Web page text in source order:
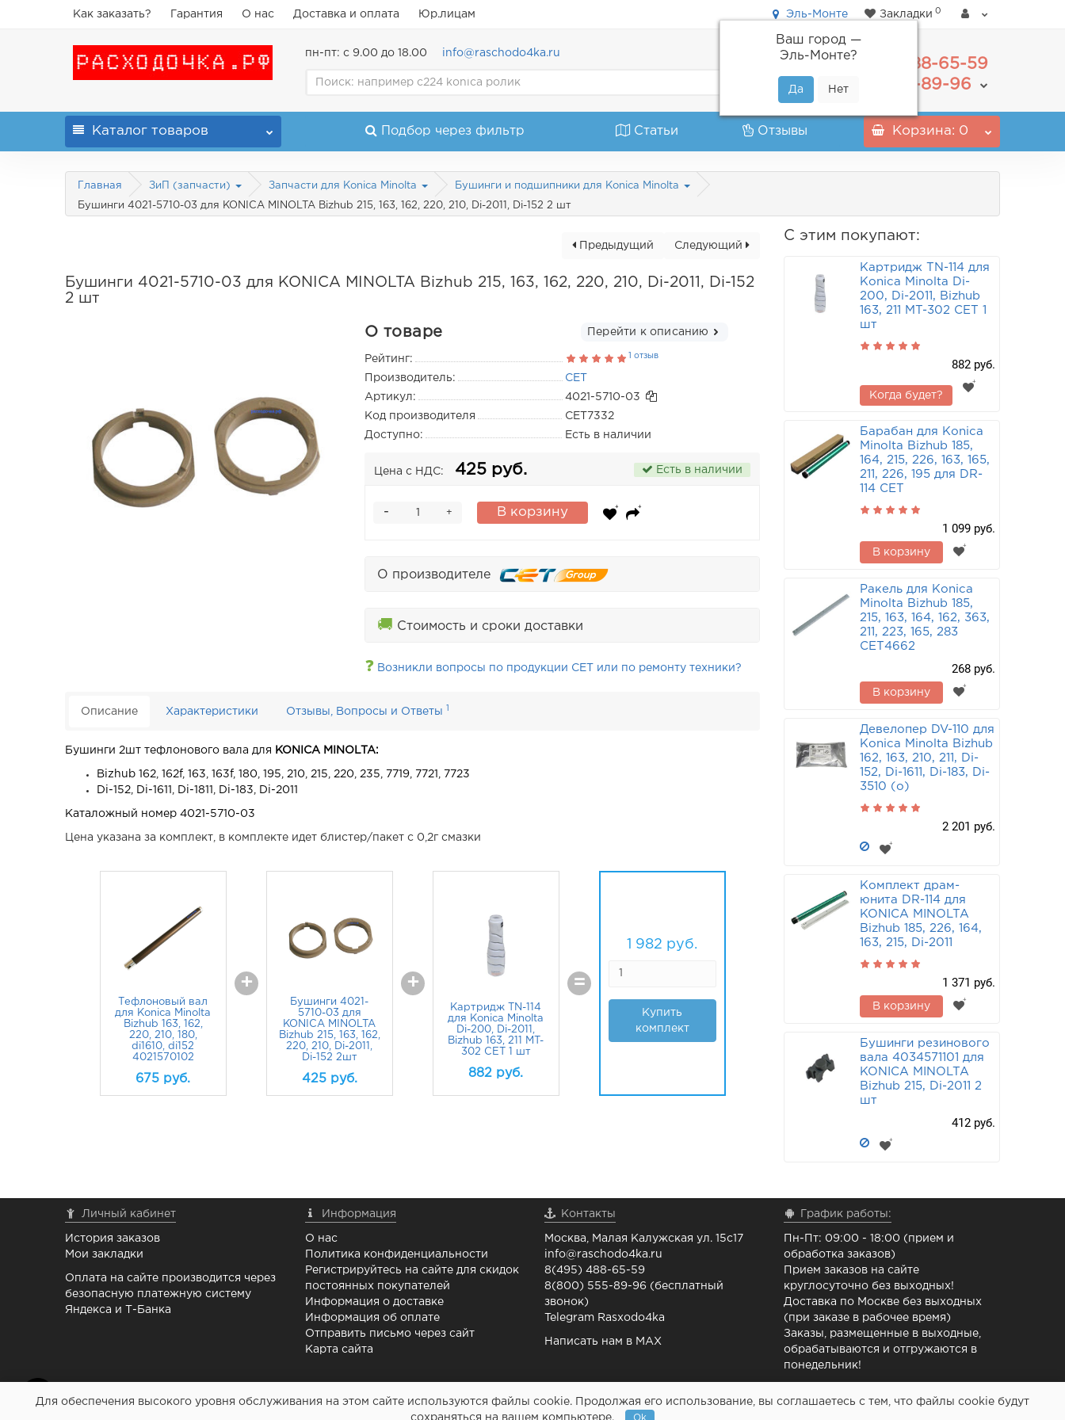
Как заказать? Гарантия О нас Доставка и оплата Юр.лицам Эль-Монте
Ваш город —
Эль-Монте?
Закладки 0
пн-пт: с 9.00 до 18.00 info@raschodo4ka.ru
488-65-59
+7(800) 555-89-96
Каталог товаров Подбор через фильтр Статьи Отзывы Корзина: 0
Главная ЗиП (запчасти) Запчасти для Konica Minolta Бушинги и подшипники для Konica Minolta
Бушинги 4021-5710-03 для KONICA MINOLTA Bizhub 215, 163, 162, 220, 210, Di-2011, Di-152 2 шт
Следующий
Предыдущий
Бушинги 4021-5710-03 для KONICA MINOLTA Bizhub 215, 163, 162, 220, 210, Di-2011, Di-152
2 шт
О товаре Перейти к описанию
Рейтинг: 1 отзыв
Производитель:
CET
Артикул:
4021-5710-03
Код производителя
CET7332
Доступно:
Есть в наличии
Цена с НДС: 425 руб. Есть в наличии
+
- В корзину
О производителе
🚚 Стоимость и сроки доставки
❓ Возникли вопросы по продукции CET или по ремонту техники?
Описание Характеристики Отзывы, Вопросы и Ответы 1
Бушинги 2шт тефлонового вала для KONICA MINOLTA:
Bizhub 162, 162f, 163, 163f, 180, 195, 210, 215, 220, 235, 7719, 7721, 7723
Di-152, Di-1611, Di-1811, Di-183, Di-2011
Каталожный номер 4021-5710-03
Цена указана за комплект, в комплекте идет блистер/пакет с 0,2г смазки
Тефлоновый вал
для Konica Minolta
Bizhub 163, 162,
220, 210, 180,
di1610, di152
4021570102
675 руб.
+
Бушинги 4021-
5710-03 для
KONICA MINOLTA
Bizhub 215, 163, 162,
220, 210, Di-2011,
Di-152 2шт
425руб.
+
Картридж TN-114
для Konica Minolta
Di-200, Di-2011,
Bizhub 163, 211 MT-
302 CET 1 шт
882 руб.
=
1 982 руб.
Купить
комплект
С этим покупают:
Картридж TN-114 для
Konica Minolta Di-
200, Di-2011, Bizhub
163, 211 MT-302 CET 1
шт
882 руб.
Когда будет?
Барабан для Konica
Minolta Bizhub 185,
164, 215, 226, 163, 165,
211, 226, 195 для DR-
114 CET
1 099 руб.
В корзину
Ракель для Konica
Minolta Bizhub 185,
215, 163, 164, 162, 363,
211, 223, 165, 283
CET4662
268 руб.
В корзину
Девелопер DV-110 для
Konica Minolta Bizhub
162, 163, 210, 211, Di-
152, Di-1611, Di-183, Di-
3510 (o)
2 201 руб.
Комплект драм-
юнита DR-114 для
KONICA MINOLTA
Bizhub 185, 226, 164,
163, 215, Di-2011
1 371 руб.
В корзину
Бушинги резинового
вала 4034571101 для
KONICA MINOLTA
Bizhub 215, Di-2011 2
шт
412 руб.
Личный кабинет
История заказов
Мои закладки
Оплата на сайте производится через
безопасную платежную систему
Яндекса и Т-Банка
Информация
О нас
Политика конфиденциальности
Регистрируйтесь на сайте для скидок
постоянных покупателей
Информация о доставке
Информация об оплате
Отправить письмо через сайт
Карта сайта
Контакты
Москва, Малая Калужская ул. 15с17
info@raschodo4ka.ru
8(495) 488-65-59
8(800) 555-89-96 (бесплатный
звонок)
Telegram Rasxodo4ka
Написать нам в MAX
График работы:
Пн-Пт: 09:00 - 18:00 (прием и
обработка заказов)
Прием заказов на сайте
круглосуточно без выходных!
Доставка по Москве без выходных
(при заказе в рабочее время)
Заказы, размещенные в выходные,
обрабатываются и отгружаются в
понедельник!
Картриджи и все для ремонта принтеров - Расходочка.рф 2013-2026 (c)
Для обеспечения высокого уровня обслуживания на этом сайте используются файлы cookie. Продолжая его использование, вы соглашаетесь с тем, что файлы cookie будут
сохраняться на вашем компьютере.
Ok